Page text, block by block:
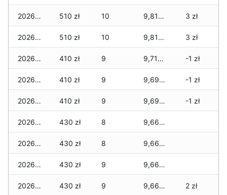
2026-08-01 510 zł 10 9,810 zł 3 zł
2026-07-31 510 zł 10 9,810 zł 3 zł
2026-07-29 410 zł 9 9,710 zł -1 zł
2026-07-28 410 zł 9 9,690 zł -1 zł
2026-07-27 410 zł 9 9,690 zł -1 zł
2026-07-26 430 zł 8 9,660 zł
2026-07-24 430 zł 8 9,660 zł
2026-07-23 430 zł 9 9,660 zł
2026-07-22 430 zł 9 9,660 zł 2 zł